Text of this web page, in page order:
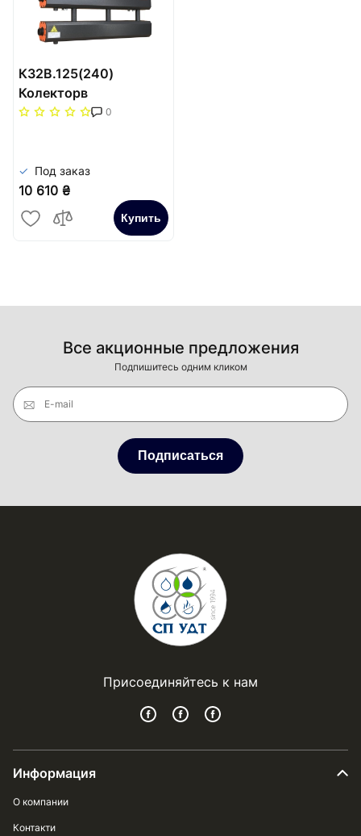
К32B.125(240)
Колекторв
теплоізоляції 3+1
(105кВт)
0
Под заказ
10 610 ₴
Купить
Все акционные предложения
Подпишитесь одним кликом
E-mail
Подписаться
Присоединяйтесь к нам
Информация
О компании
Контакти